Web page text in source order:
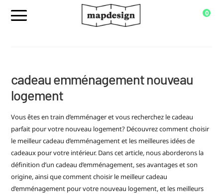
0
cadeau emménagement nouveau
logement
Vous êtes en train d’emménager et vous recherchez le cadeau
parfait pour votre nouveau logement? Découvrez comment choisir
le meilleur cadeau d’emménagement et les meilleures idées de
cadeaux pour votre intérieur. Dans cet article, nous aborderons la
définition d’un cadeau d’emménagement, ses avantages et son
origine, ainsi que comment choisir le meilleur cadeau
d’emménagement pour votre nouveau logement, et les meilleurs